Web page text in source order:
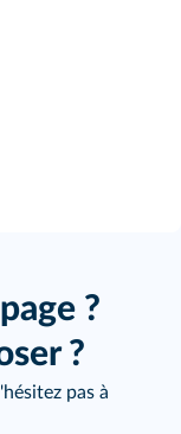
?
?
pas à